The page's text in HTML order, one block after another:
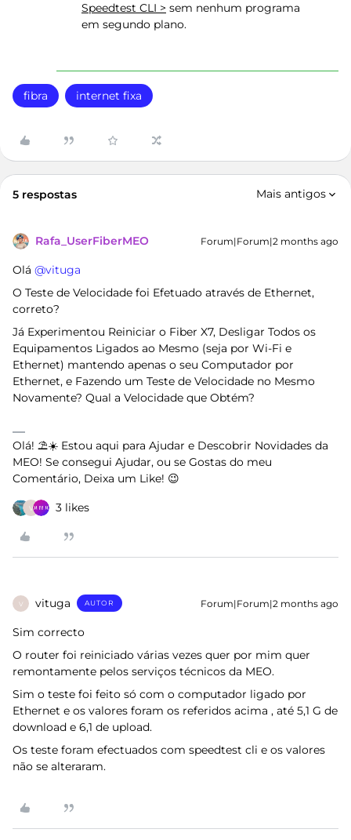
Speedtest CLI > sem nenhum programa
em segundo plano.
fibra internet fixa
5 respostas Mais antigos
Rafa_UserFiberMEO Forum|Forum|2 months ago
Olá ​ @vituga
O Teste de Velocidade foi Efetuado através de Ethernet,
correto?
Já Experimentou Reiniciar o Fiber X7, Desligar Todos os
Equipamentos Ligados ao Mesmo (seja por Wi-Fi e
Ethernet) mantendo apenas o seu Computador por
Ethernet, e Fazendo um Teste de Velocidade no Mesmo
Novamente? Qual a Velocidade que Obtém?
Olá! ⛱️☀️ Estou aqui para Ajudar e Descobrir Novidades da
MEO! Se consegui Ajudar, ou se Gostas do meu
Comentário, Deixa um Like! 😉
V 3 likes
V vituga AUTOR Forum|Forum|2 months ago
Sim correcto
O router foi reiniciado várias vezes quer por mim quer
remontamente pelos serviços técnicos da MEO.
Sim o teste foi feito só com o computador ligado por
Ethernet e os valores foram os referidos acima , até 5,1 G de
download e 6,1 de upload.
Os teste foram efectuados com speedtest cli e os valores
não se alteraram.